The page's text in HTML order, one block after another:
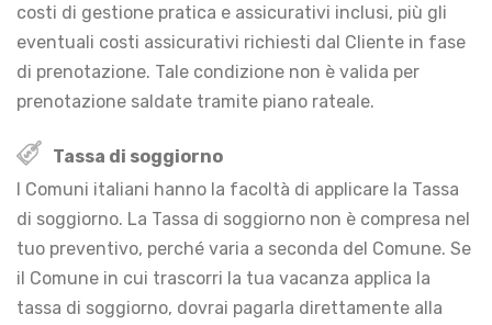
costi di gestione pratica e assicurativi inclusi, più gli
eventuali costi assicurativi richiesti dal Cliente in fase
di prenotazione. Tale condizione non è valida per
prenotazione saldate tramite piano rateale.
Tassa di soggiorno
I Comuni italiani hanno la facoltà di applicare la Tassa
di soggiorno. La Tassa di soggiorno non è compresa nel
tuo preventivo, perché varia a seconda del Comune. Se
il Comune in cui trascorri la tua vacanza applica la
tassa di soggiorno, dovrai pagarla direttamente alla